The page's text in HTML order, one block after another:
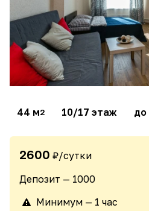
44 м2 10/17 этаж до
2600 ₽/сутки
Депозит — 1000
Минимум — 1 час